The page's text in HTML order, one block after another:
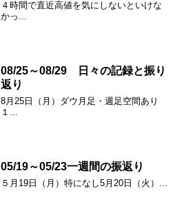
４時間で直近高値を気にしないといけな
かっ...
08/25～08/29 日々の記録と振り
返り
8月25日（月）ダウ月足・週足空間あり
１...
05/19～05/23一週間の振返り
５月19日（月）特になし5月20日（火）...